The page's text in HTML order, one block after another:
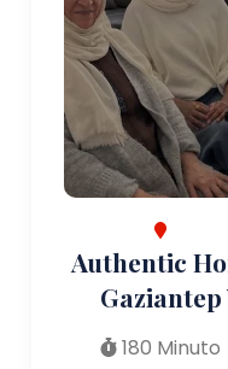
Authentic
180 Minuto